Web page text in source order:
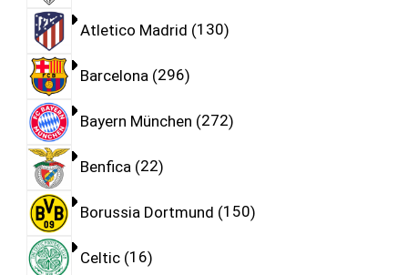
Atletico Madrid 130
Barcelona 296
Bayern München 272
Benfica 22
Borussia Dortmund 150
Celtic 16